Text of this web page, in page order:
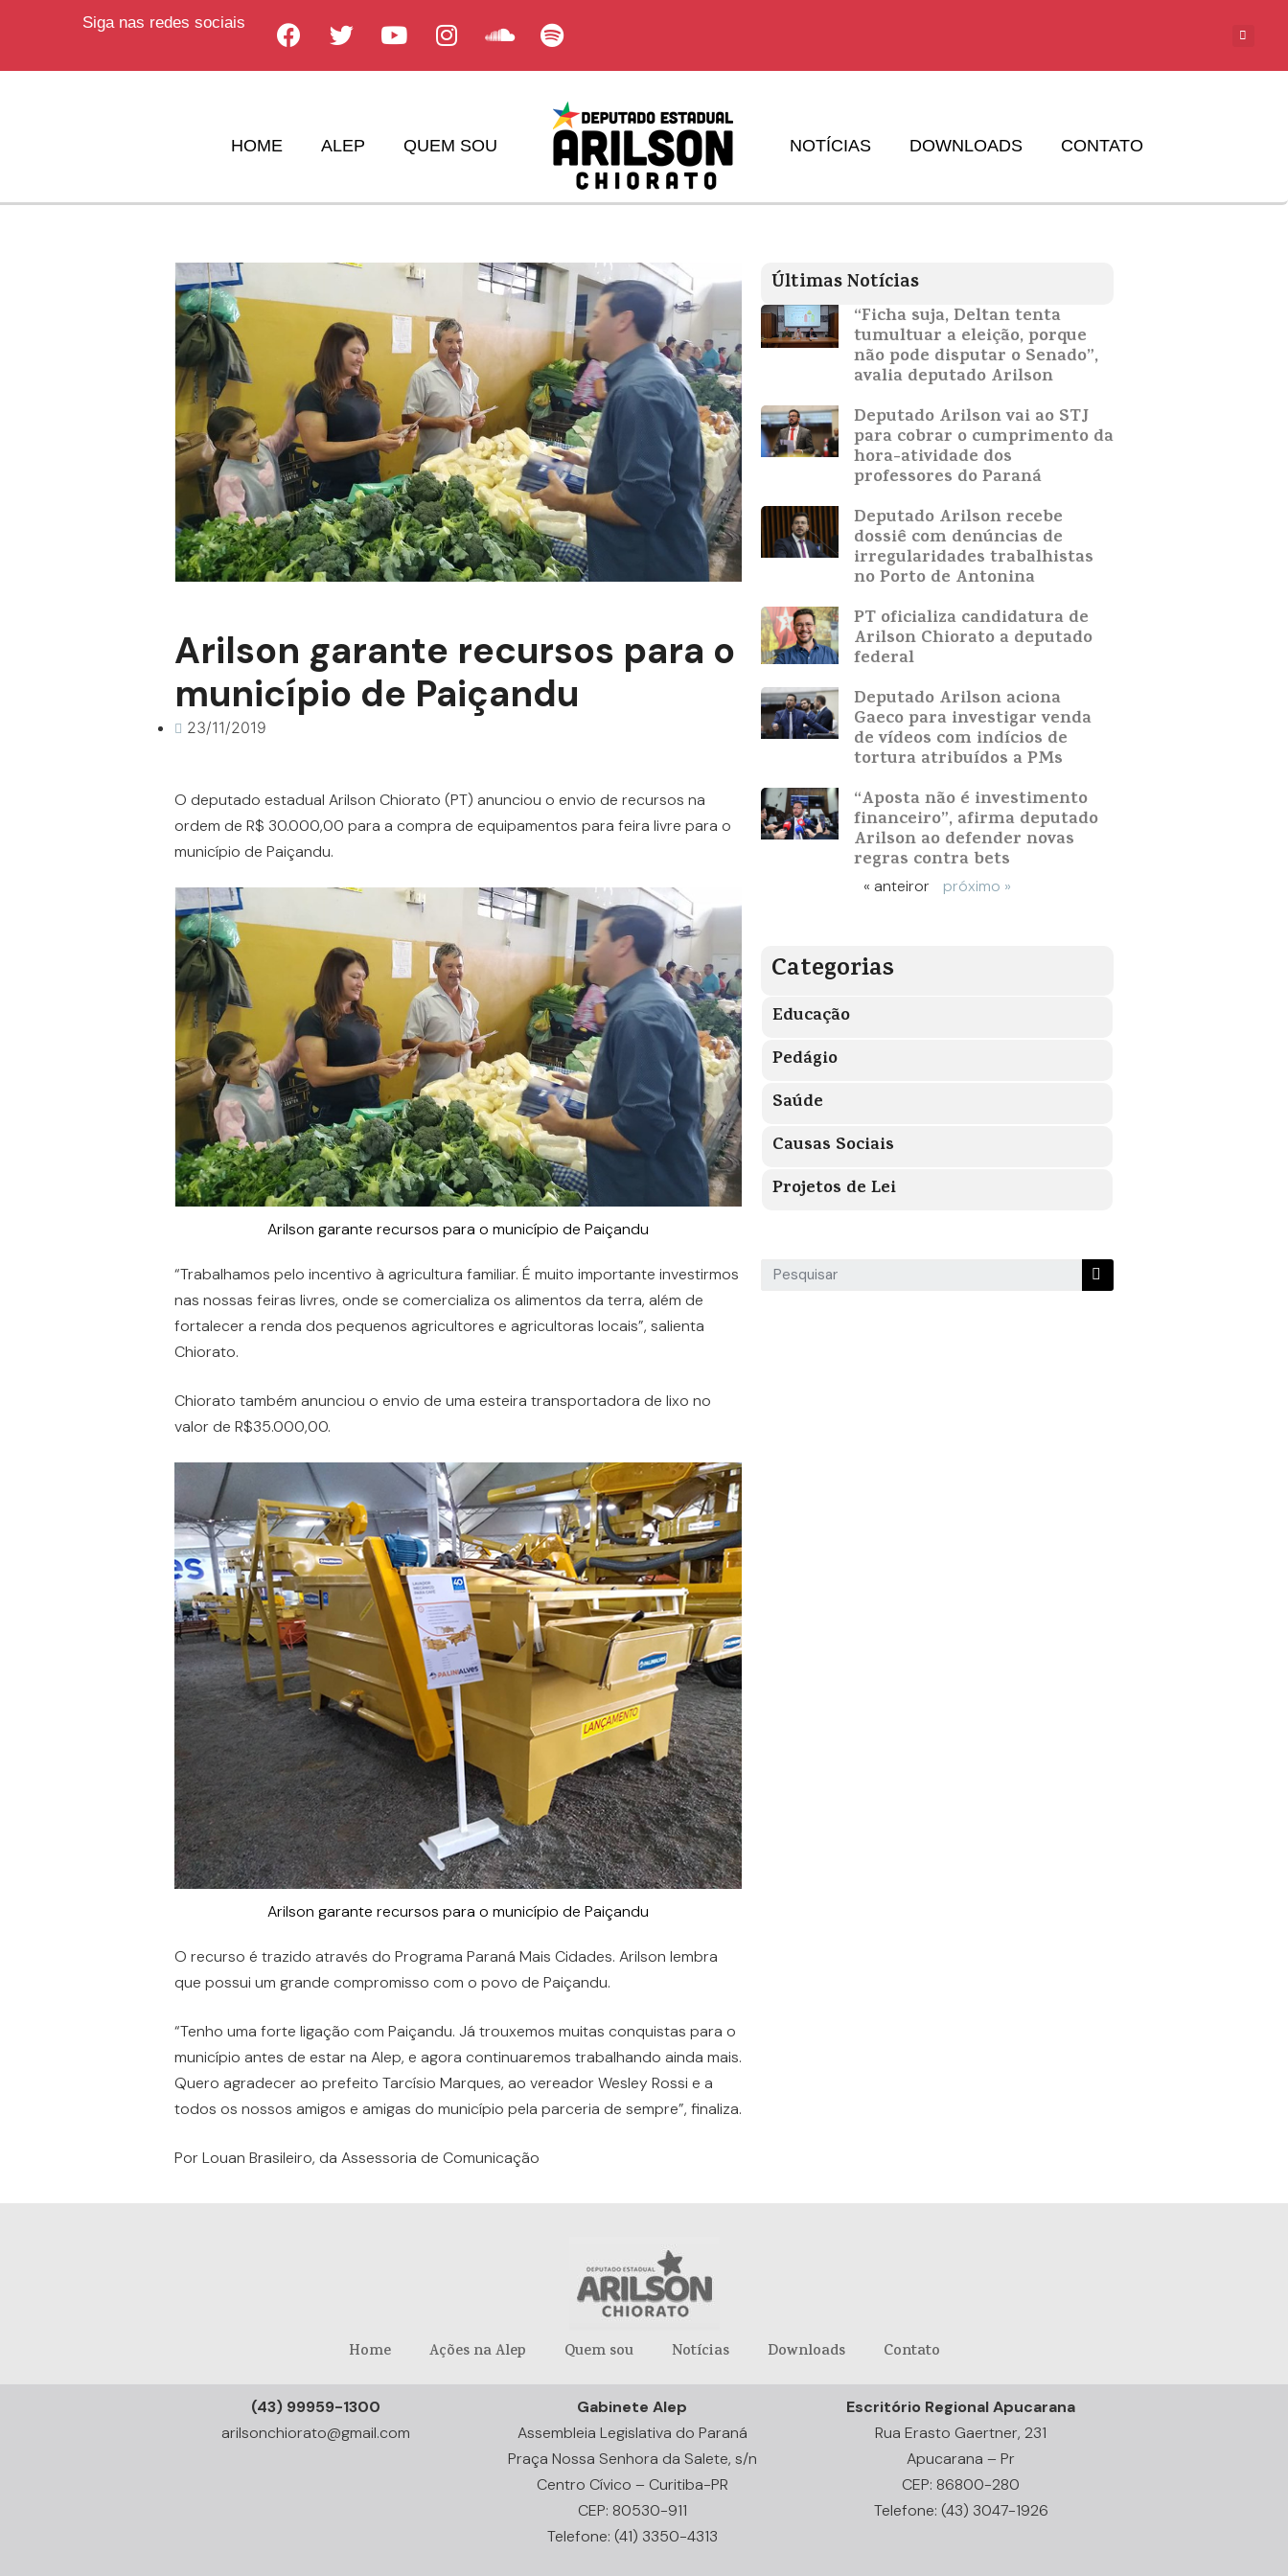
Siga nas redes sociais
HOME ALEP QUEM SOU NOTÍCIAS DOWNLOADS CONTATO
Arilson garante recursos para o
município de Paiçandu
23/11/2019
O deputado estadual Arilson Chiorato (PT) anunciou o envio de recursos na
ordem de R$ 30.000,00 para a compra de equipamentos para feira livre para o
município de Paiçandu.
Arilson garante recursos para o município de Paiçandu
“Trabalhamos pelo incentivo à agricultura familiar. É muito importante investirmos
nas nossas feiras livres, onde se comercializa os alimentos da terra, além de
fortalecer a renda dos pequenos agricultores e agricultoras locais”, salienta
Chiorato.
Chiorato também anunciou o envio de uma esteira transportadora de lixo no
valor de R$35.000,00.
Arilson garante recursos para o município de Paiçandu
O recurso é trazido através do Programa Paraná Mais Cidades. Arilson lembra
que possui um grande compromisso com o povo de Paiçandu.
“Tenho uma forte ligação com Paiçandu. Já trouxemos muitas conquistas para o
município antes de estar na Alep, e agora continuaremos trabalhando ainda mais.
Quero agradecer ao prefeito Tarcísio Marques, ao vereador Wesley Rossi e a
todos os nossos amigos e amigas do município pela parceria de sempre”, finaliza.
Por Louan Brasileiro, da Assessoria de Comunicação
Últimas Notícias
“Ficha suja, Deltan tenta
tumultuar a eleição, porque
não pode disputar o Senado”,
avalia deputado Arilson
Deputado Arilson vai ao STJ
para cobrar o cumprimento da
hora-atividade dos
professores do Paraná
Deputado Arilson recebe
dossiê com denúncias de
irregularidades trabalhistas
no Porto de Antonina
PT oficializa candidatura de
Arilson Chiorato a deputado
federal
Deputado Arilson aciona
Gaeco para investigar venda
de vídeos com indícios de
tortura atribuídos a PMs
“Aposta não é investimento
financeiro”, afirma deputado
Arilson ao defender novas
regras contra bets
« anteiror próximo »
Categorias
Educação
Pedágio
Saúde
Causas Sociais
Projetos de Lei
Home Ações na Alep Quem sou Notícias Downloads Contato
(43) 99959-1300
arilsonchiorato@gmail.com
Gabinete Alep
Assembleia Legislativa do Paraná
Praça Nossa Senhora da Salete, s/n
Centro Cívico – Curitiba-PR
CEP: 80530-911
Telefone: (41) 3350-4313
Escritório Regional Apucarana
Rua Erasto Gaertner, 231
Apucarana – Pr
CEP: 86800-280
Telefone: (43) 3047-1926